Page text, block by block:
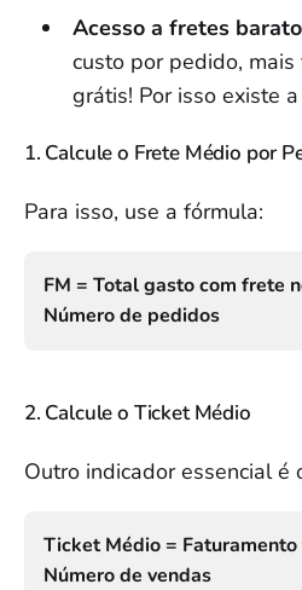
Acesso a fretes
custo por pedido,
grátis! Por isso existe
1. Calcule o Frete Médio por
Para isso, use a fórmula:
FM = Total gasto com frete
Número de pedidos
2. Calcule o Ticket Médio
Outro indicador essencial é
Ticket Médio =
Número de vendas